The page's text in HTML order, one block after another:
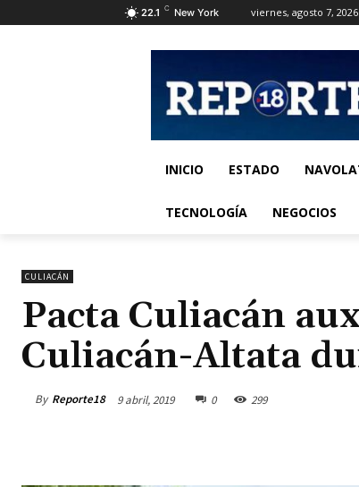
22.1 C New York viernes, agosto 7, 2026
INICIO ESTADO
TECNOLOGÍA NEGOCIOS
CULIACÁN
Pacta Culiacán
Culiacán-Altata
By Reporte18 9 abril, 2019 0 299